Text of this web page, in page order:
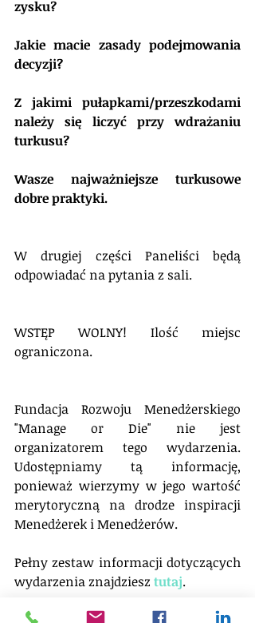
zysku?
Jakie macie zasady podejmowania
decyzji?
Z jakimi pułapkami/przeszkodami
należy się liczyć przy wdrażaniu
turkusu?
Wasze najważniejsze turkusowe
dobre praktyki.
W drugiej części Paneliści będą
odpowiadać na pytania z sali.
WSTĘP WOLNY! Ilość miejsc
ograniczona.
Fundacja Rozwoju Menedżerskiego
"Manage or Die" nie jest
organizatorem tego wydarzenia.
Udostępniamy tą informację,
ponieważ wierzymy w jego wartość
merytoryczną na drodze inspiracji
Menedżerek i Menedżerów.
Pełny zestaw informacji dotyczących
wydarzenia znajdziesz tutaj.